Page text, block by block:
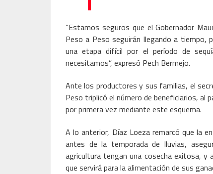
“Estamos seguros que el Gobernador
Peso a Peso seguirán llegando a tiempo,
una etapa difícil por el período de
necesitamos”, expresó Pech Bermejo.
Ante los productores y sus familias, el
Peso triplicó el número de beneficiarios, al
por primera vez mediante este esquema.
A lo anterior, Díaz Loeza remarcó que la
antes de la temporada de lluvias,
agricultura tengan una cosecha exitosa, y
que servirá para la alimentación de sus